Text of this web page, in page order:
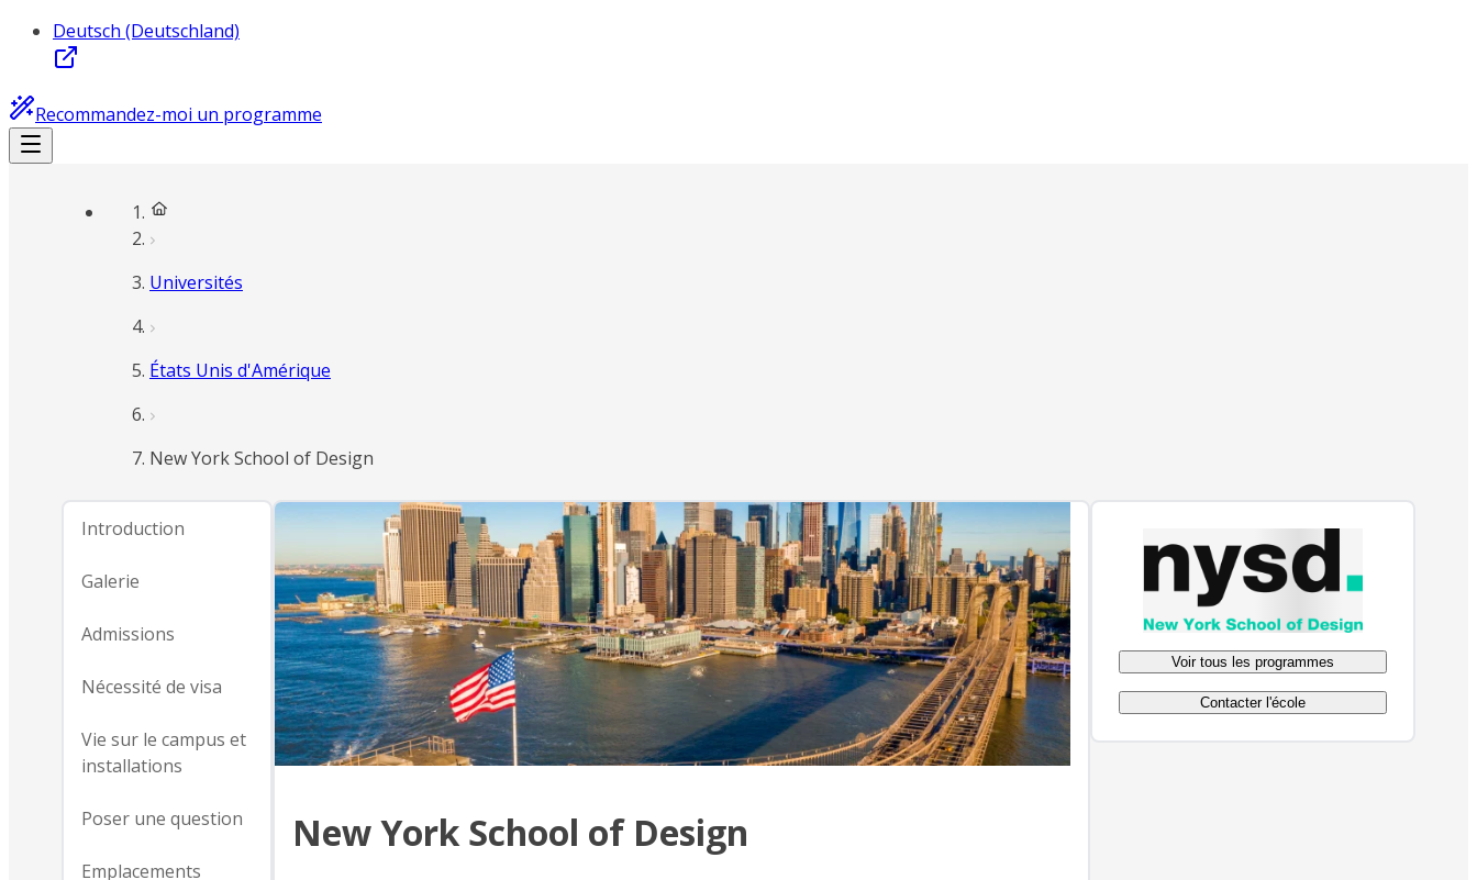
Deutsch (Deutschland)
Recommandez-moi un programme
Universités
États Unis d'Amérique
New York School of Design
Introduction
Galerie
Admissions
Nécessité de visa
Vie sur le campus et
installations
Poser une question
Emplacements
New York School of Design
Voir tous les programmes
Contacter l'école